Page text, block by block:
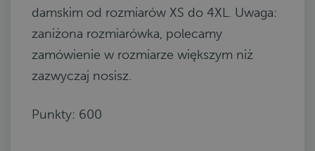
damskim od rozmiarów XS do 4XL. Uwaga:
zaniżona rozmiarówka, polecamy
zamówienie w rozmiarze większym niż
zazwyczaj nosisz.
Punkty: 600